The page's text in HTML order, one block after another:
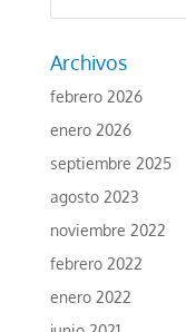
Archivos
febrero 2026
enero 2026
septiembre 2025
agosto 2023
noviembre 2022
febrero 2022
enero 2022